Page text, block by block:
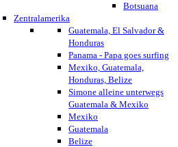
Botsuana
Zentralamerika
Guatemala, El Salvador &
Honduras
Panama - Papa goes surfing
Mexiko, Guatemala,
Honduras, Belize
Simone alleine unterwegs
Guatemala & Mexiko
Mexiko
Guatemala
Belize